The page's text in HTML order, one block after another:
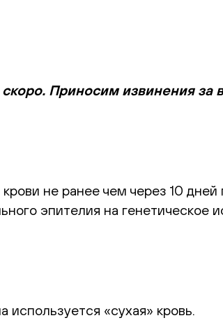
Приносим извинения за
не ранее чем через 10
эпителия на генетическое
используется «сухая» кровь.